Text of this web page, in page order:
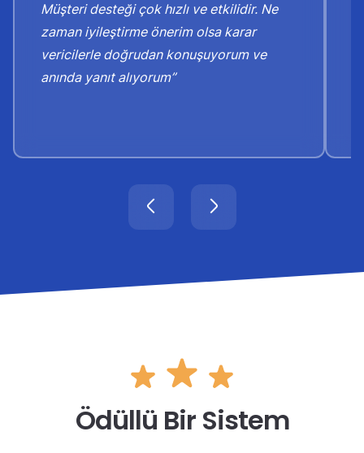
Müşteri desteği çok hızlı ve etkilidir. Ne
zaman iyileştirme önerim olsa karar
vericilerle doğrudan konuşuyorum ve
anında yanıt alıyorum”
Ödüllü Bir Sistem